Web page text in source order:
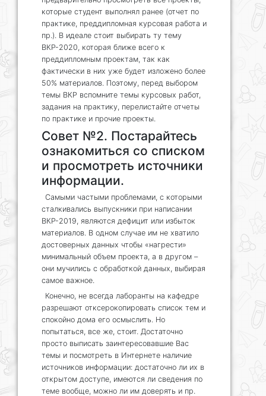
которые студент выполнял ранее (отчет по
практике, преддипломная курсовая работа и
пр.). В идеале стоит выбирать ту тему
ВКР-2020, которая ближе всего к
преддипломным проектам, так как
фактически в них уже будет изложено более
50% материалов. Поэтому, перед выбором
темы ВКР вспомните темы курсовых работ,
задания на практику, перелистайте отчеты
по практике и прочие проекты.
Совет №2. Постарайтесь
ознакомиться со списком
и просмотреть источники
информации.
Самыми частыми проблемами, с которыми
сталкивались выпускники при написании
ВКР-2019, являются дефицит или избыток
материалов. В одном случае им не хватило
достоверных данных чтобы «нагрести»
минимальный объем проекта, а в другом –
они мучились с обработкой данных, выбирая
самое важное.
Конечно, не всегда лаборанты на кафедре
разрешают отксерокопировать список тем и
спокойно дома его осмыслить. Но
попытаться, все же, стоит. Достаточно
просто выписать заинтересовавшие Вас
темы и посмотреть в Интернете наличие
источников информации: достаточно ли их в
открытом доступе, имеются ли сведения по
теме вообще, можно ли им доверять и пр.